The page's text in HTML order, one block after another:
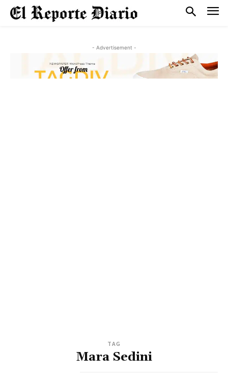
- Advertisement -
TAG
Mara Sedini